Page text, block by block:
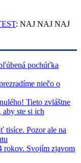
: NAJ NAJ NAJ
pochúťka
niečo o
Tieto zvláštne
ste si ich
tisíce. Pozor ale na
rokov. Svojím zjavom